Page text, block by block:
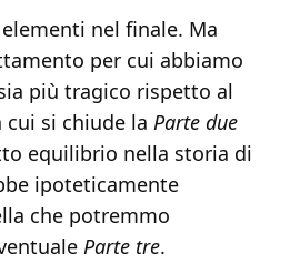
nel finale. Ma
per cui abbiamo
più tragico rispetto al
si chiude la Parte due
equilibrio nella storia di
ipoteticamente
che potremmo
Parte tre.